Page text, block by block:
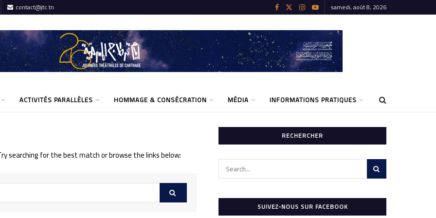
contact@jtc.tn samedi, août 8, 2026
ACTIVITÉS PARALLÈLES HOMMAGE & CONSÉCRATION MÉDIA INFORMATIONS PRATIQUES
searching for the best match or browse the links below:
RECHERCHER
SUIVEZ-NOUS SUR FACEBOOK